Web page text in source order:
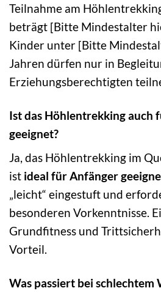
Teilnahme am
beträgt [Bitte Mindestalter
Kinder unter [Bitte
Jahren dürfen nur in
Erziehungsberechtigten
Ist das Höhlentrekking auch
geeignet?
Ja, das Höhlentrekking im
ist ideal für Anfänger
„leicht“ eingestuft und
besonderen Vorkenntnisse.
Grundfitness und
Vorteil.
Was passiert bei schlechtem